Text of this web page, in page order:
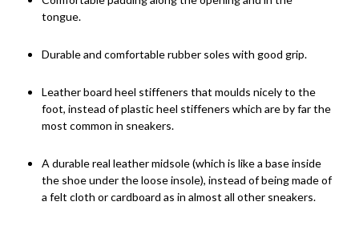
tongue.
Durable and comfortable rubber soles with good grip.
Leather board heel stiffeners that moulds nicely to the
foot, instead of plastic heel stiffeners which are by far the
most common in sneakers.
A durable real leather midsole (which is like a base inside
the shoe under the loose insole), instead of being made of
a felt cloth or cardboard as in almost all other sneakers.